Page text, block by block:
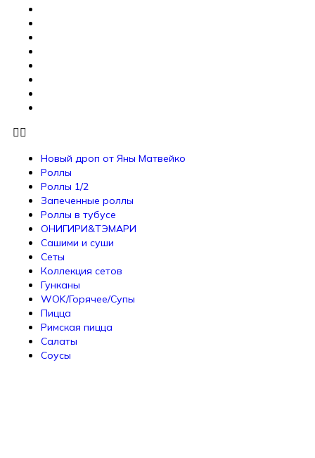
Новый дроп от Яны Матвейко
Роллы
Роллы 1/2
Запеченные роллы
Роллы в тубусе
ОНИГИРИ&ТЭМАРИ
Сашими и суши
Сеты
Коллекция сетов
Гунканы
WOK/Горячее/Супы
Пицца
Римская пицца
Салаты
Соусы